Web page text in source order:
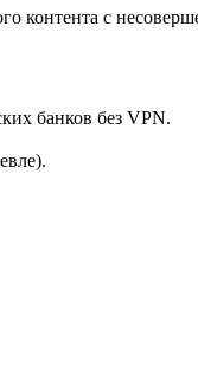
контента с
банков без VPN.